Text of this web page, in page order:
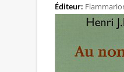
Éditeur:
pour en savoir